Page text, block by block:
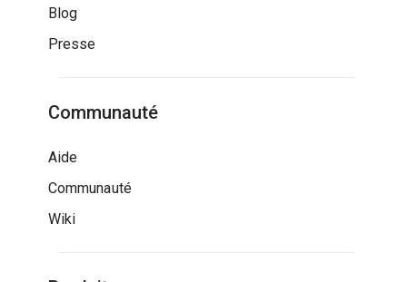
Blog
Presse
Communauté
Aide
Communauté
Wiki